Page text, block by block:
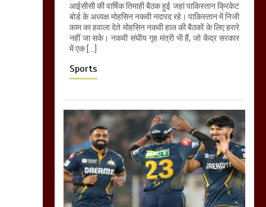
आईसीसी की वार्षिक तिमाही बैठक हुई जहां पाकिस्तान क्रिकेट
बोर्ड के अध्यक्ष मोहसिन नकवी नदारद रहे। पाकिस्तान में निजी
काम का हवाला देते मोहसिन नकवी हाल की बैठकों के लिए हरारे
नहीं जा सके। नकवी संघीय गृह मंत्री भी हैं, जो केंद्र सरकार
में एक […]
Sports